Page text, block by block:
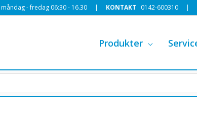
måndag - fredag 06:30 - 16.30 | KONTAKT 0142-600310 |
Produkter